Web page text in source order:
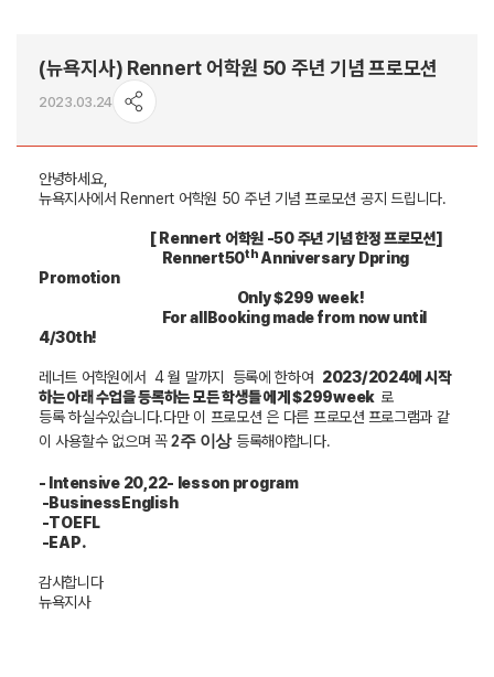
(뉴욕지사) Rennert 어학원 50 주년 기념 프로모션
2023.03.24
안녕하세요,
뉴욕지사에서 Rennert 어학원 50 주년 기념 프로모션 공지 드립니다.
[ Rennert 어학원 -50주년기념한정 프로모션]
Rennert50thAnniversary Dpring
Promotion
Only $299 week!
For allBooking made from now until
4/30th!
레너트 어학원에서 4월 말까지 등록에 한하여 2023/2024에 시작
하는아래 수업을등록하는모든학생들에게 $299week 로
등록 하실수있습니다.다만 이 프로모션 은 다른 프로모션 프로그램과 같
이 사용할수 없으며 꼭 2주 이상 등록해야합니다.
- Intensive 20,22- lesson program
-BusinessEnglish
-TOEFL
-EAP.
감사합니다
뉴욕지사